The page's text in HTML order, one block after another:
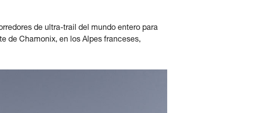
de ultra-trail del mundo entero para
de Chamonix, en los Alpes franceses,